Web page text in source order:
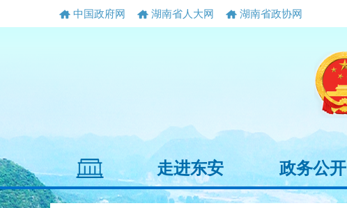
中国政府网 湖南省人大网 湖南省政协网
走进东安 政务公开